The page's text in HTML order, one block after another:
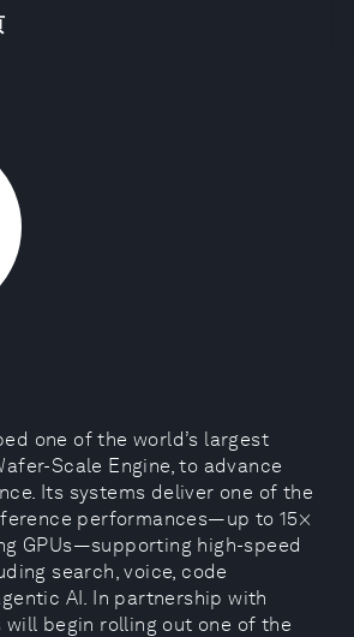
one of the world’s largest
Scale Engine, to advance
Its systems deliver one of the
performances—up to 15×
GPUs—supporting high-speed
search, voice, code
AI. In partnership with
will begin rolling out one of the